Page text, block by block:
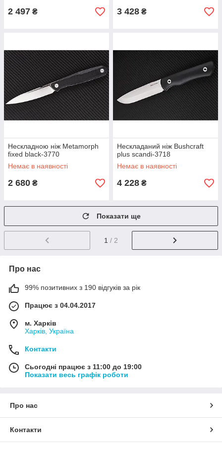
2 497 ₴ 3 428 ₴
Нескладною ніж Metamorph
fixed black-3770
Немає в наявності
2 680 ₴
Нескладаний ніж Bushcraft
plus scandi-3718
Немає в наявності
4 228 ₴
Показати ще
1 / 2
Про нас
99% позитивних з 190 відгуків за рік
Працює з 04.04.2017
м. Харків
Харків, Україна
Контакти
Сьогодні працює з 11:00 до 19:00
Показати весь графік роботи
Про нас
Контакти